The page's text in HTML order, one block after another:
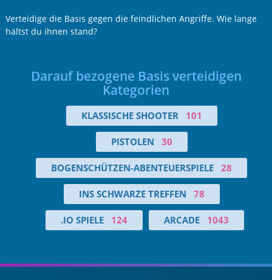
Verteidige die Basis gegen die feindlichen Angriffe. Wie lange
hältst du ihnen stand?
Darauf bezogene Basis verteidigen
Kategorien
KLASSISCHE SHOOTER 101
PISTOLEN 30
BOGENSCHÜTZEN-ABENTEUERSPIELE 28
INS SCHWARZE TREFFEN 78
.IO SPIELE 124 ARCADE 1043